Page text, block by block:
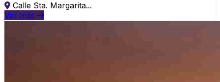
Calle Sta. Margarita...
Ver más